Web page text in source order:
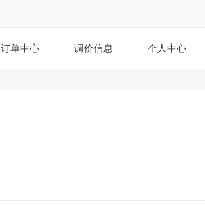
订单中心 调价信息 个人中心